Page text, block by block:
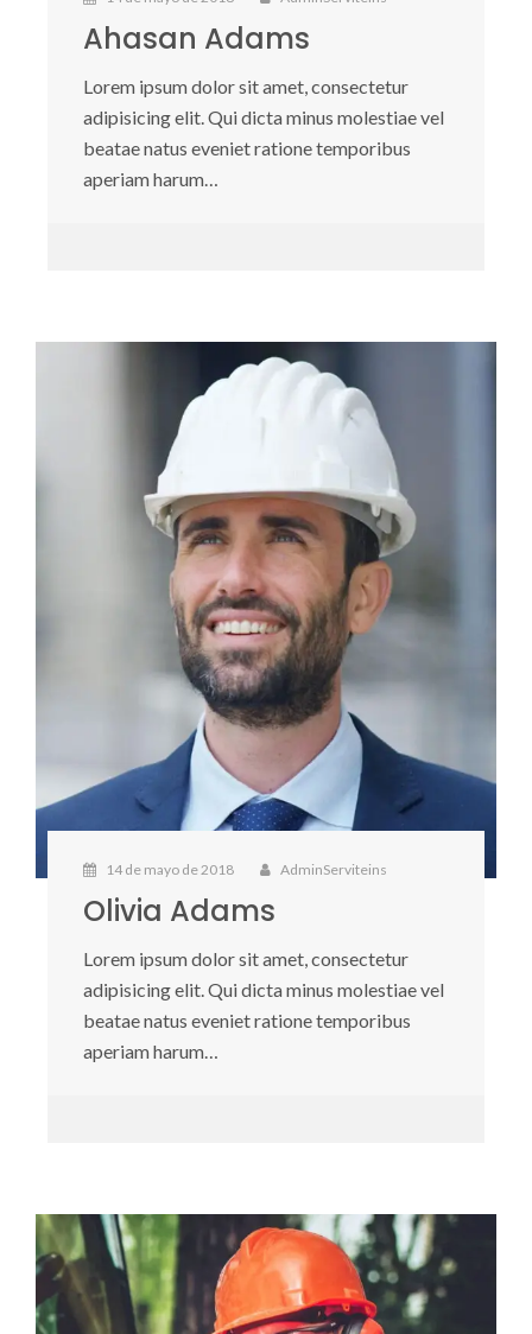
Ahasan Adams
Lorem ipsum dolor sit amet, consectetur
adipisicing elit. Qui dicta minus molestiae vel
beatae natus eveniet ratione temporibus
aperiam harum…
14 de mayo de 2018 AdminServiteins
Olivia Adams
Lorem ipsum dolor sit amet, consectetur
adipisicing elit. Qui dicta minus molestiae vel
beatae natus eveniet ratione temporibus
aperiam harum…